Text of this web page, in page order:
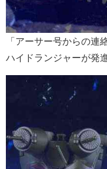
「アーサー号からの連
ハイドランジャーが発